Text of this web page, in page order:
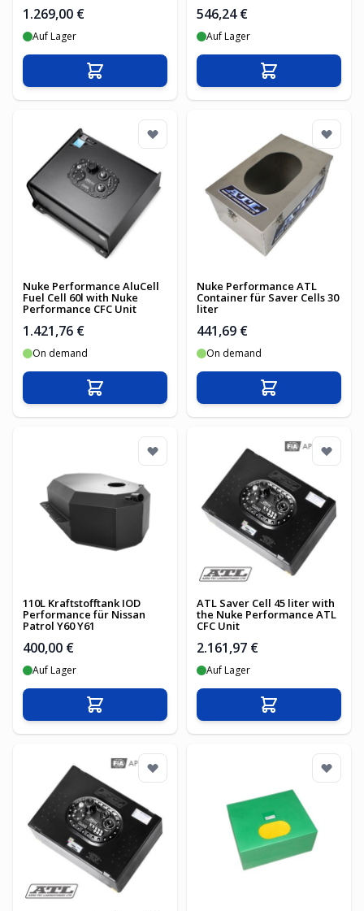
1.269,00 €
Auf Lager
In den Warenkorb
546,24 €
Auf Lager
In den
Nuke Performance AluCell
Fuel Cell 60l with Nuke
Performance CFC Unit
1.421,76 €
On demand
In den Warenkorb
Nuke Performance ATL
Container für Saver Cells 30
liter
441,69 €
On demand
In den
110L Kraftstofftank IOD
Performance für Nissan
Patrol Y60 Y61
400,00 €
Auf Lager
In den Warenkorb
ATL Saver Cell 45 liter with
the Nuke Performance ATL
CFC Unit
2.161,97 €
Auf Lager
In den